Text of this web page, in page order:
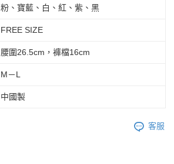
粉、寶藍、白、紅、紫、黑
FREE SIZE
腰圍26.5cm，褲檔16cm
M－L
中國製
客服